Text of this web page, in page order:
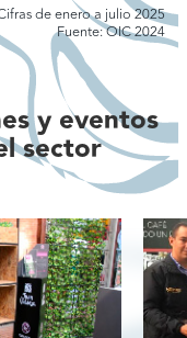
de enero a julio 2025
Fuente: OIC 2024
y eventos
sector